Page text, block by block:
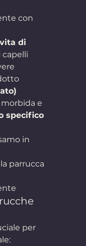
con
di
e
specifico
in
parrucca
per